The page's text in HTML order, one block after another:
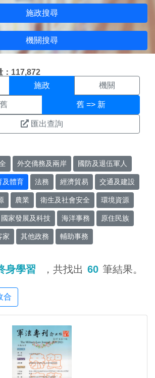
施政搜尋
機關搜尋
：117,872
結果頁面
施政 機關
舊 => 新
匯出查詢
外交僑務及兩岸 國防及退伍軍人
及體育 法務 經濟貿易 交通及建設
農業 衛生及社會安全 環境資源
國家發展及科技 海洋事務 原住民族
家 其他政務 輔助事務
身學習 ，共找出 60 筆結果。
合